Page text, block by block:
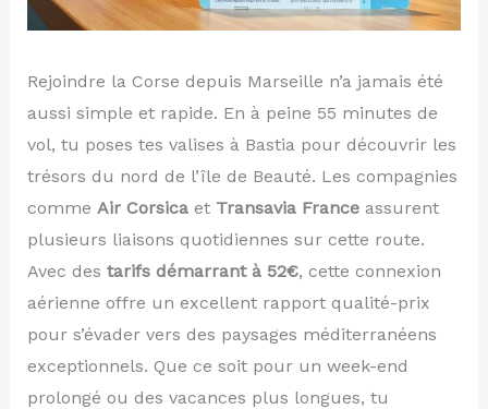
Rejoindre la Corse depuis Marseille n’a jamais été
aussi simple et rapide. En à peine 55 minutes de
vol, tu poses tes valises à Bastia pour découvrir les
trésors du nord de l’île de Beauté. Les compagnies
comme Air Corsicaet Transavia Franceassurent
plusieurs liaisons quotidiennes sur cette route.
Avec des tarifs démarrant à 52€, cette connexion
aérienne offre un excellent rapport qualité-prix
pour s’évader vers des paysages méditerranéens
exceptionnels. Que ce soit pour un week-end
prolongé ou des vacances plus longues, tu